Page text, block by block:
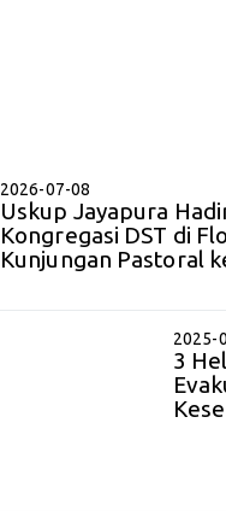
2026-07-08
Uskup Jayapura
Kongregasi DST di
Kunjungan Pastoral
2025-
3